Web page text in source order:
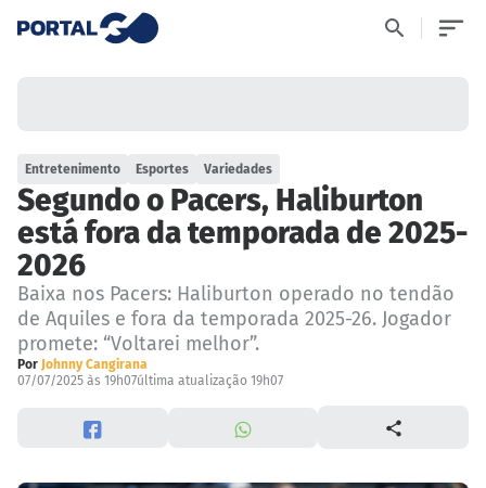
Entretenimento Esportes Variedades
Segundo o Pacers, Haliburton
está fora da temporada de 2025-
2026
Baixa nos Pacers: Haliburton operado no tendão
de Aquiles e fora da temporada 2025-26. Jogador
promete: “Voltarei melhor”.
Por Johnny Cangirana
07/07/2025 às 19h07última atualização 19h07